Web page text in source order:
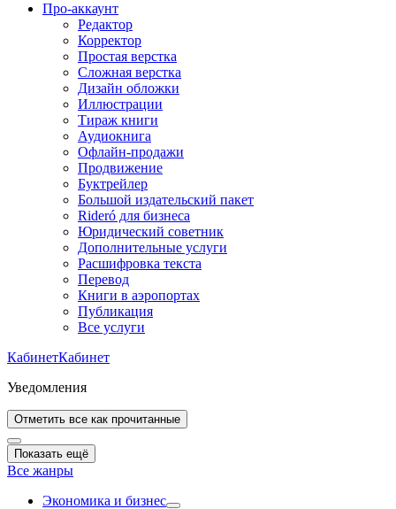
Про-аккаунт
Редактор
Корректор
Простая верстка
Сложная верстка
Дизайн обложки
Иллюстрации
Тираж книги
Аудиокнига
Офлайн-продажи
Продвижение
Буктрейлер
Большой издательский пакет
Rideró для бизнеса
Юридический советник
Дополнительные услуги
Расшифровка текста
Перевод
Книги в аэропортах
Публикация
Все услуги
КабинетКабинет
Уведомления
Отметить все как прочитанные
Показать ещё
Все жанры
Экономика и бизнес